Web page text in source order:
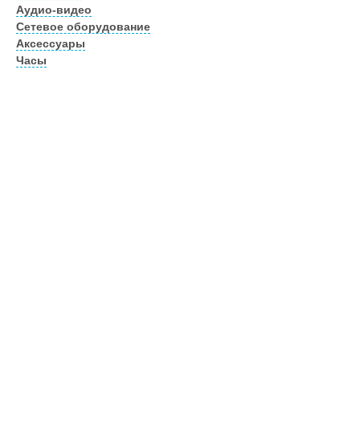
Аудио-видео
Сетевое оборудование
Аксессуары
Часы